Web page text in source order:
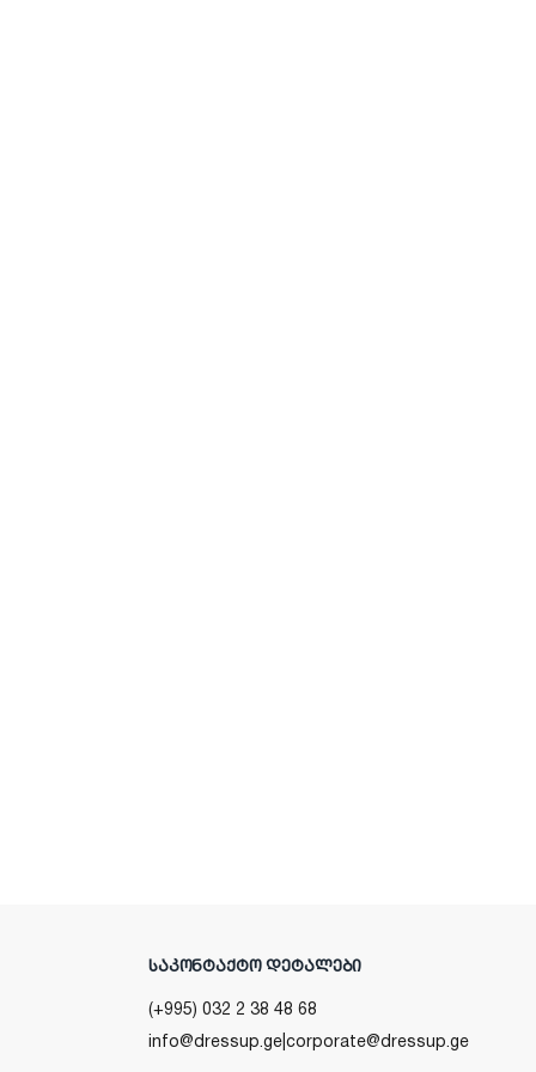
ᲡᲐᲙᲝᲜᲢᲐᲥᲢᲝ ᲓᲔᲢᲐᲚᲔᲑᲘ
(+995) 032 2 38 48 68
info@dressup.gecorporate@dressup.ge